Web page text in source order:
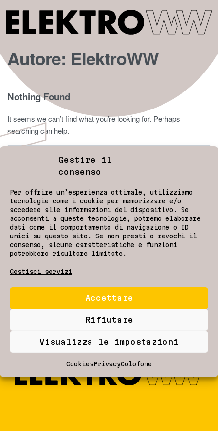
Gestire il
consenso
Per offrire un’esperienza ottimale, utilizziamo
tecnologie come i cookie per memorizzare e/o
accedere alle informazioni del dispositivo. Se
acconsenti a queste tecnologie, potremo elaborare
dati come il comportamento di navigazione o ID
unici su questo sito. Se non presti o revochi il
consenso, alcune caratteristiche e funzioni
potrebbero risultare limitate.
Gestisci servizi
Accettare
Rifiutare
Visualizza le impostazioni
CookiesPrivacyColofone
Autore: ElektroWW
Nothing Found
It seems we can’t find what you’re looking for. Perhaps
searching can help.
info@elektroww.it
+39 0471 81 34 94
Auf der Hört 2,
39040 Termeno (BZ)
Orari di apertura:
dal lunedì al venerdì
dalle 8 alle 12 e
ColofoneCookiesPrivacyIT02735460210